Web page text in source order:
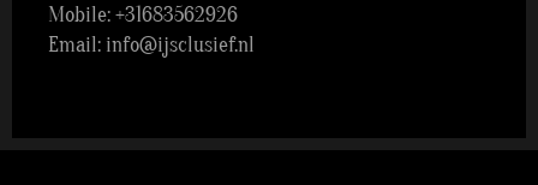
Mobile:+31683562926
Email: info@ijsclusief.nl